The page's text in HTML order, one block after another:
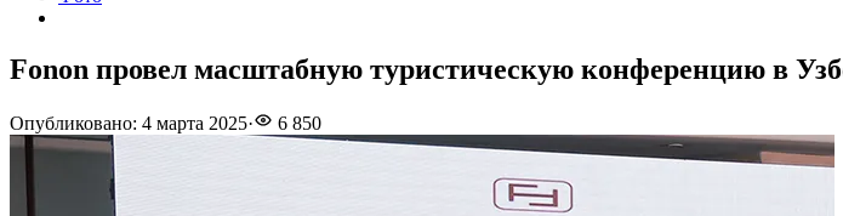
Fonon провел масштабную туристическую конференцию в
Опубликовано: 4 марта 2025· 6 850